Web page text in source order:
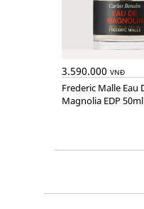
3.590.000 VNĐ
Frederic Malle Eau De
Magnolia EDP 50ml